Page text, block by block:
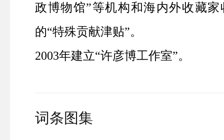
政博物馆”等机构和海内外收藏
的“特殊贡献津贴”。
2003年建立“许彦博工作室”。
词条图集